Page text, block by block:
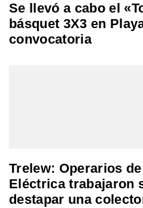
Se llevó a cabo el
básquet 3X3 en
convocatoria
Trelew: Operarios
Eléctrica trabajaron
destapar una